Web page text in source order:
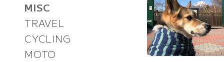
MISC
TRAVEL
CYCLING
MOTO